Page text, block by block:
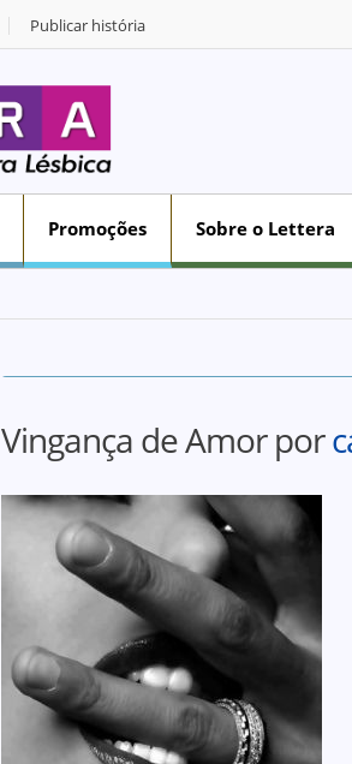
Publicar história
Promoções Sobre o Lettera
Vingança de Amor por